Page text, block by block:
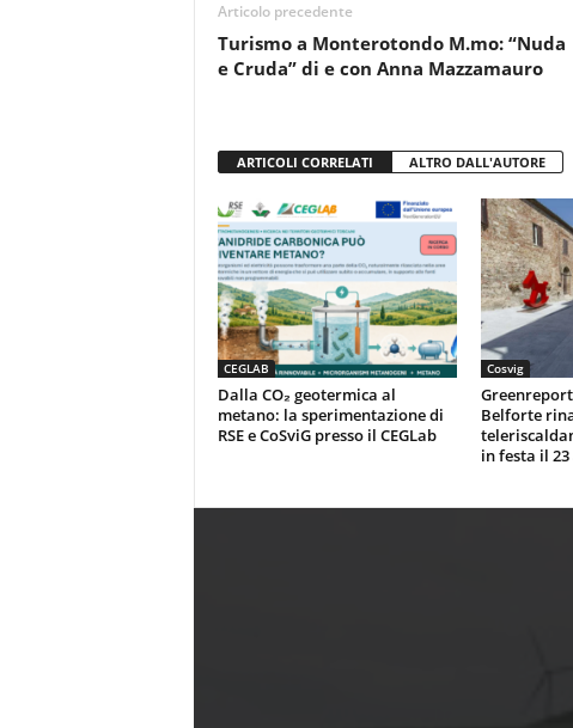
o
k
p
Articolo precedente
Turismo a Monterotondo M.mo: “Nuda
e Cruda” di e con Anna Mazzamauro
ARTICOLI CORRELATI ALTRO DALL'AUTORE
CEGLAB
Dalla CO₂ geotermica al
metano: la sperimentazione di
RSE e CoSviG presso il CEGLab
Cosvig
Belforte
in festa il